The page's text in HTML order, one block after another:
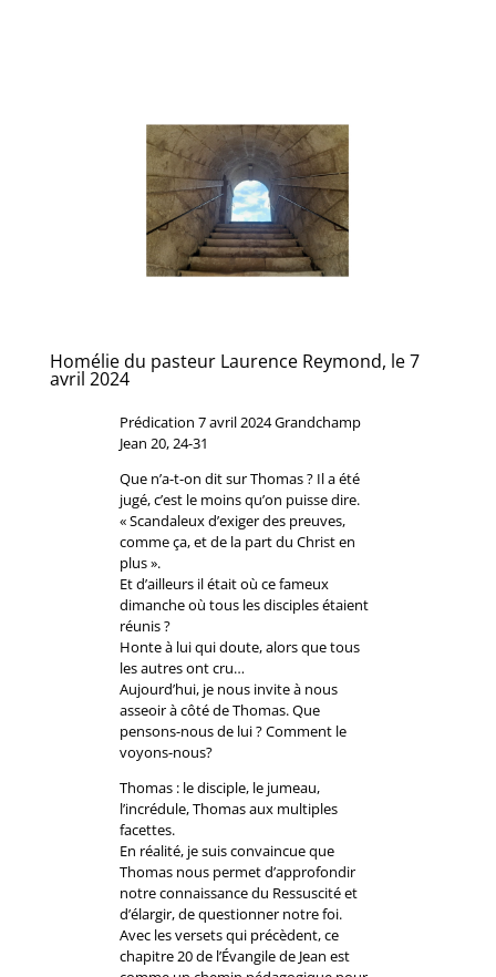
Homélie du pasteur Laurence Reymond, le 7
avril 2024
Prédication 7 avril 2024 Grandchamp
Jean 20, 24-31
Que n’a-t-on dit sur Thomas ? Il a été
jugé, c’est le moins qu’on puisse dire.
« Scandaleux d’exiger des preuves,
comme ça, et de la part du Christ en
plus ».
Et d’ailleurs il était où ce fameux
dimanche où tous les disciples étaient
réunis ?
Honte à lui qui doute, alors que tous
les autres ont cru…
Aujourd’hui, je nous invite à nous
asseoir à côté de Thomas. Que
pensons-nous de lui ? Comment le
voyons-nous?
Thomas : le disciple, le jumeau,
l’incrédule, Thomas aux multiples
facettes.
En réalité, je suis convaincue que
Thomas nous permet d’approfondir
notre connaissance du Ressuscité et
d’élargir, de questionner notre foi.
Avec les versets qui précèdent, ce
chapitre 20 de l’Évangile de Jean est